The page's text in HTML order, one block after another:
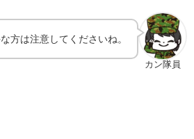
カン隊員
方は注意してくださいね。